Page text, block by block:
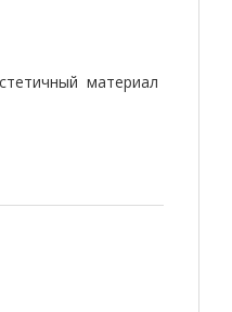
материал